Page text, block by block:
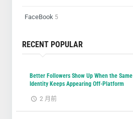
FaceBook 5
RECENT POPULAR
Better Followers Show Up When the Same
Identity Keeps Appearing Off-Platform
2 月前